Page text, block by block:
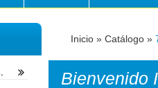
Inicio » Catálogo »
Bienvenido